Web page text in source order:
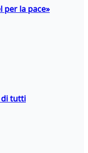
per la pace»
di tutti